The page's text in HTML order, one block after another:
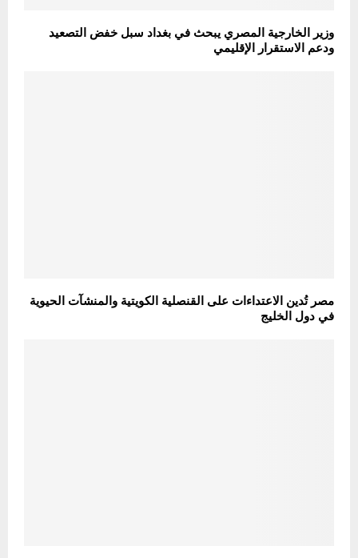
وزير الخارجية المصري يبحث في بغداد سبل خفض التصعيد
ودعم الاستقرار الإقليمي
مصر تُدين الاعتداءات على القنصلية الكويتية والمنشآت الحيوية
في دول الخليج